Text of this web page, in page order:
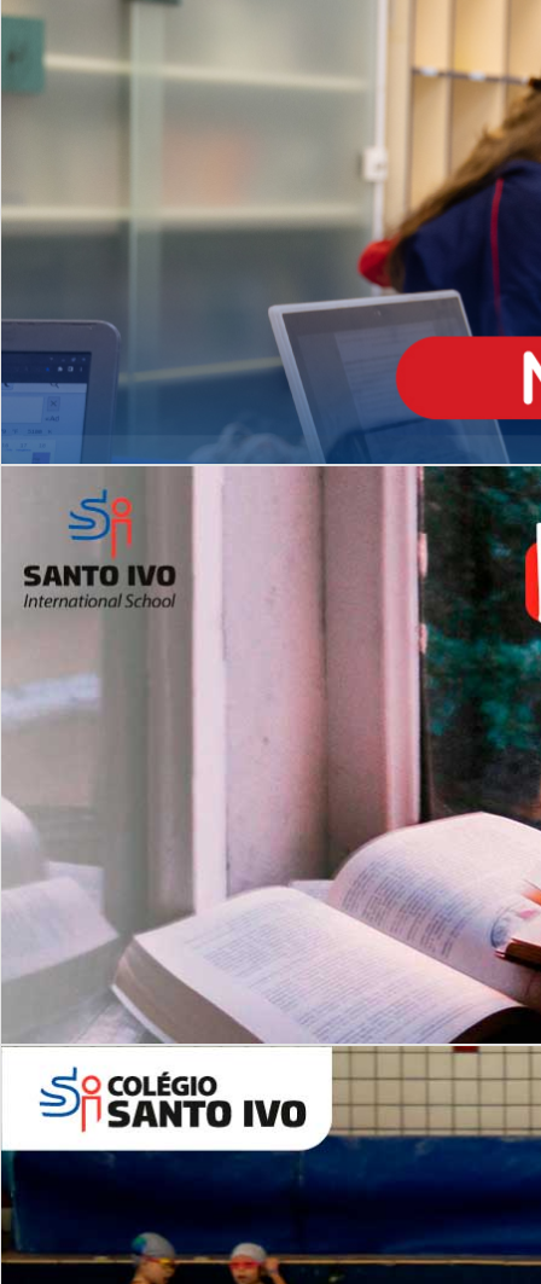
Matrículas Abertas 2026
Leituras Literárias
EDUCAÇÃO INFANTIL
Inglês todos os dias
MÉDIO
igh School
Dupla Diplomação
2º AO 5º ANO FUNDAMENTAL
es
Com imersão Bilingue - Anos
Finais
6º AO 9º ANO FUNDAMENTAL
Inglês: Turmas Reduzidas
(Proficiência)
ALUNOS NOVOS
Entre em Contato